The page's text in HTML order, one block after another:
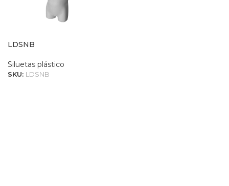
LDSNB
Siluetas plástico
SKU: LDSNB